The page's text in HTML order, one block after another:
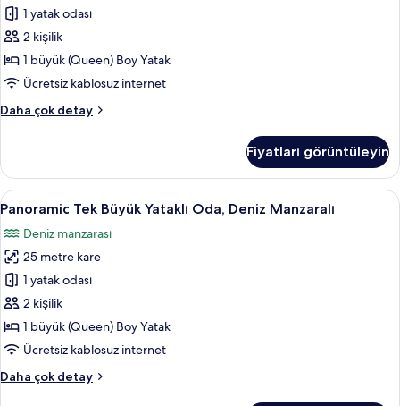
Oda,
Kısmi
Deniz
Manzaralı
tüm
1 yatak odası
2 kişilik
1 büyük (Queen) Boy Yatak
Ücretsiz kablosuz internet
Daha çok detay
Deluxe
Oda,
Kısmi
Deniz
hakkında
daha
fazla
detay
Fiyatları görüntüleyin
Panoramic
Tek
Büyük
Yataklı
Oda,
Deniz
Manzaralı
için
fotoğrafları
Panoramic Tek Büyük Yataklı Oda,
12
Panoramic Tek Büyük Yataklı Oda, Deniz Manzaralı
Deniz manzarası
25 metre kare
1 yatak odası
2 kişilik
1 büyük (Queen) Boy Yatak
Ücretsiz kablosuz internet
Daha çok detay
Panoramic